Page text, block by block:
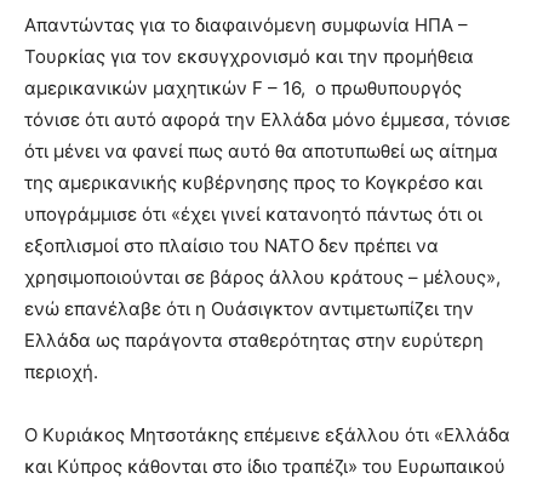
Απαντώντας για το διαφαινόμενη συμφωνία ΗΠΑ –
Τουρκίας για τον εκσυγχρονισμό και την προμήθεια
αμερικανικών μαχητικών F – 16, ο πρωθυπουργός
τόνισε ότι αυτό αφορά την Ελλάδα μόνο έμμεσα, τόνισε
ότι μένει να φανεί πως αυτό θα αποτυπωθεί ως αίτημα
της αμερικανικής κυβέρνησης προς το Κογκρέσο και
υπογράμμισε ότι «έχει γινεί κατανοητό πάντως ότι οι
εξοπλισμοί στο πλαίσιο του ΝΑΤΟ δεν πρέπει να
χρησιμοποιούνται σε βάρος άλλου κράτους – μέλους»,
ενώ επανέλαβε ότι η Ουάσιγκτον αντιμετωπίζει την
Ελλάδα ως παράγοντα σταθερότητας στην ευρύτερη
περιοχή.
Ο Κυριάκος Μητσοτάκης επέμεινε εξάλλου ότι «Ελλάδα
και Κύπρος κάθονται στο ίδιο τραπέζι» του Ευρωπαικού